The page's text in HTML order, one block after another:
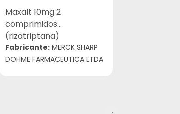
Maxalt 10mg 2
comprimidos
(rizatriptana)
Fabricante:MERCK SHARP
DOHME FARMACEUTICA LTDA